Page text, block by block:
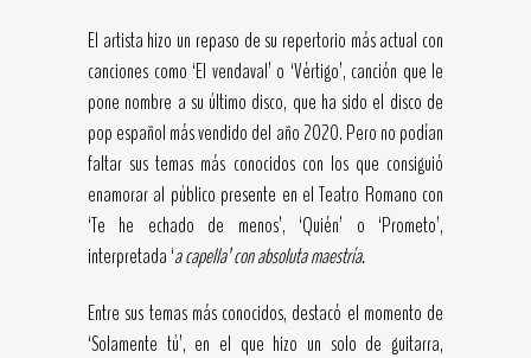
El artista hizo un repaso de su repertorio más actual con
canciones como ‘El vendaval’ o ‘Vértigo’, canción que le
pone nombre a su último disco, que ha sido el disco de
pop español más vendido del año 2020. Pero no podían
faltar sus temas más conocidos con los que consiguió
enamorar al público presente en el Teatro Romano con
‘Te he echado de menos’, ‘Quién’ o ‘Prometo’,
interpretada ‘a capella’ con absoluta maestría.
Entre sus temas más conocidos, destacó el momento de
‘Solamente tú’, en el que hizo un solo de guitarra,